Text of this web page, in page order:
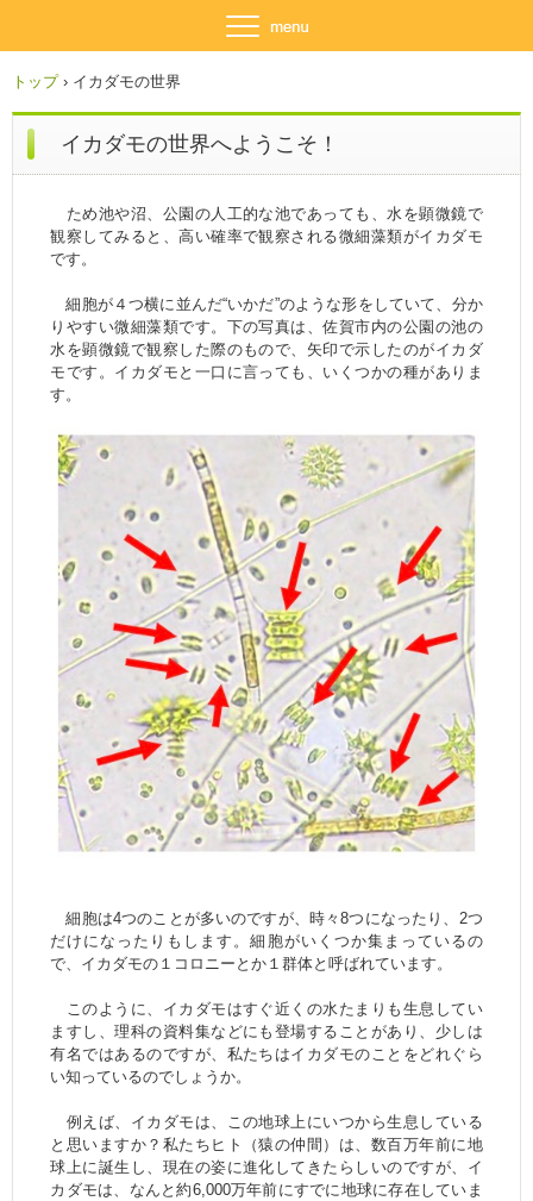
トップ › イカダモの世界
イカダモの世界へようこそ！
ため池や沼、公園の人工的な池であっても、水を顕微鏡で
観察してみると、高い確率で観察される微細藻類がイカダモ
です。
細胞が４つ横に並んだ“いかだ”のような形をしていて、分か
りやすい微細藻類です。下の写真は、佐賀市内の公園の池の
水を顕微鏡で観察した際のもので、矢印で示したのがイカダ
モです。イカダモと一口に言っても、いくつかの種がありま
す。
細胞は4つのことが多いのですが、時々8つになったり、2つ
だけになったりもします。細胞がいくつか集まっているの
で、イカダモの１コロニーとか１群体と呼ばれています。
このように、イカダモはすぐ近くの水たまりも生息してい
ますし、理科の資料集などにも登場することがあり、少しは
有名ではあるのですが、私たちはイカダモのことをどれぐら
い知っているのでしょうか。
例えば、イカダモは、この地球上にいつから生息している
と思いますか？私たちヒト（猿の仲間）は、数百万年前に地
球上に誕生し、現在の姿に進化してきたらしいのですが、イ
カダモは、なんと約6,000万年前にすでに地球に存在していま